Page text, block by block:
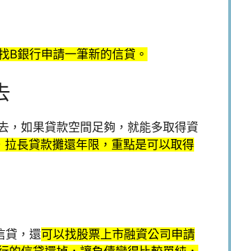
B銀行申請一筆新的信貸。
，如果貸款空間足夠，就能多取得資
長貸款攤還年限，重點是可以取得
貸，還可以找股票上市融資公司申請